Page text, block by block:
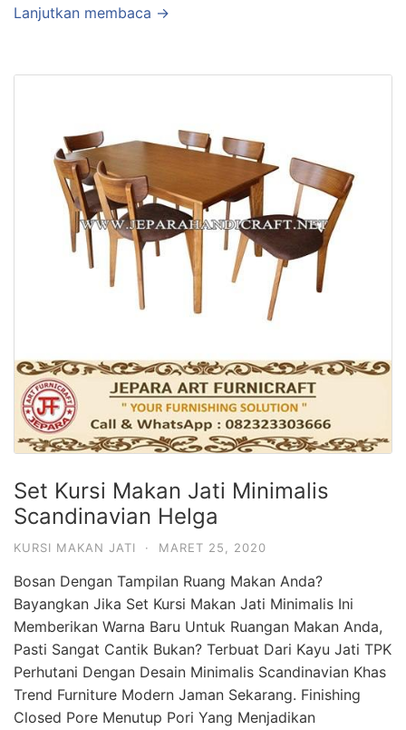
Lanjutkan membaca →
Set Kursi Makan Jati Minimalis
Scandinavian Helga
KURSI MAKAN JATI · MARET 25, 2020
Bosan Dengan Tampilan Ruang Makan Anda?
Bayangkan Jika Set Kursi Makan Jati Minimalis Ini
Memberikan Warna Baru Untuk Ruangan Makan Anda,
Pasti Sangat Cantik Bukan? Terbuat Dari Kayu Jati TPK
Perhutani Dengan Desain Minimalis Scandinavian Khas
Trend Furniture Modern Jaman Sekarang. Finishing
Closed Pore Menutup Pori Yang Menjadikan